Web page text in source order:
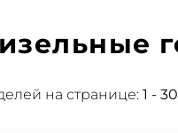
на странице: 1 - 30